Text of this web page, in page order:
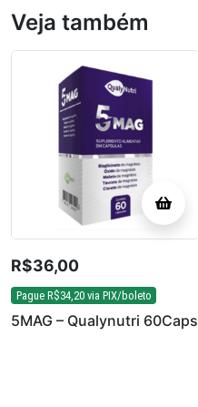
Veja também
R$36,00
Pague R$34,20 via PIX/boleto
5MAG – Qualynutri 60Caps